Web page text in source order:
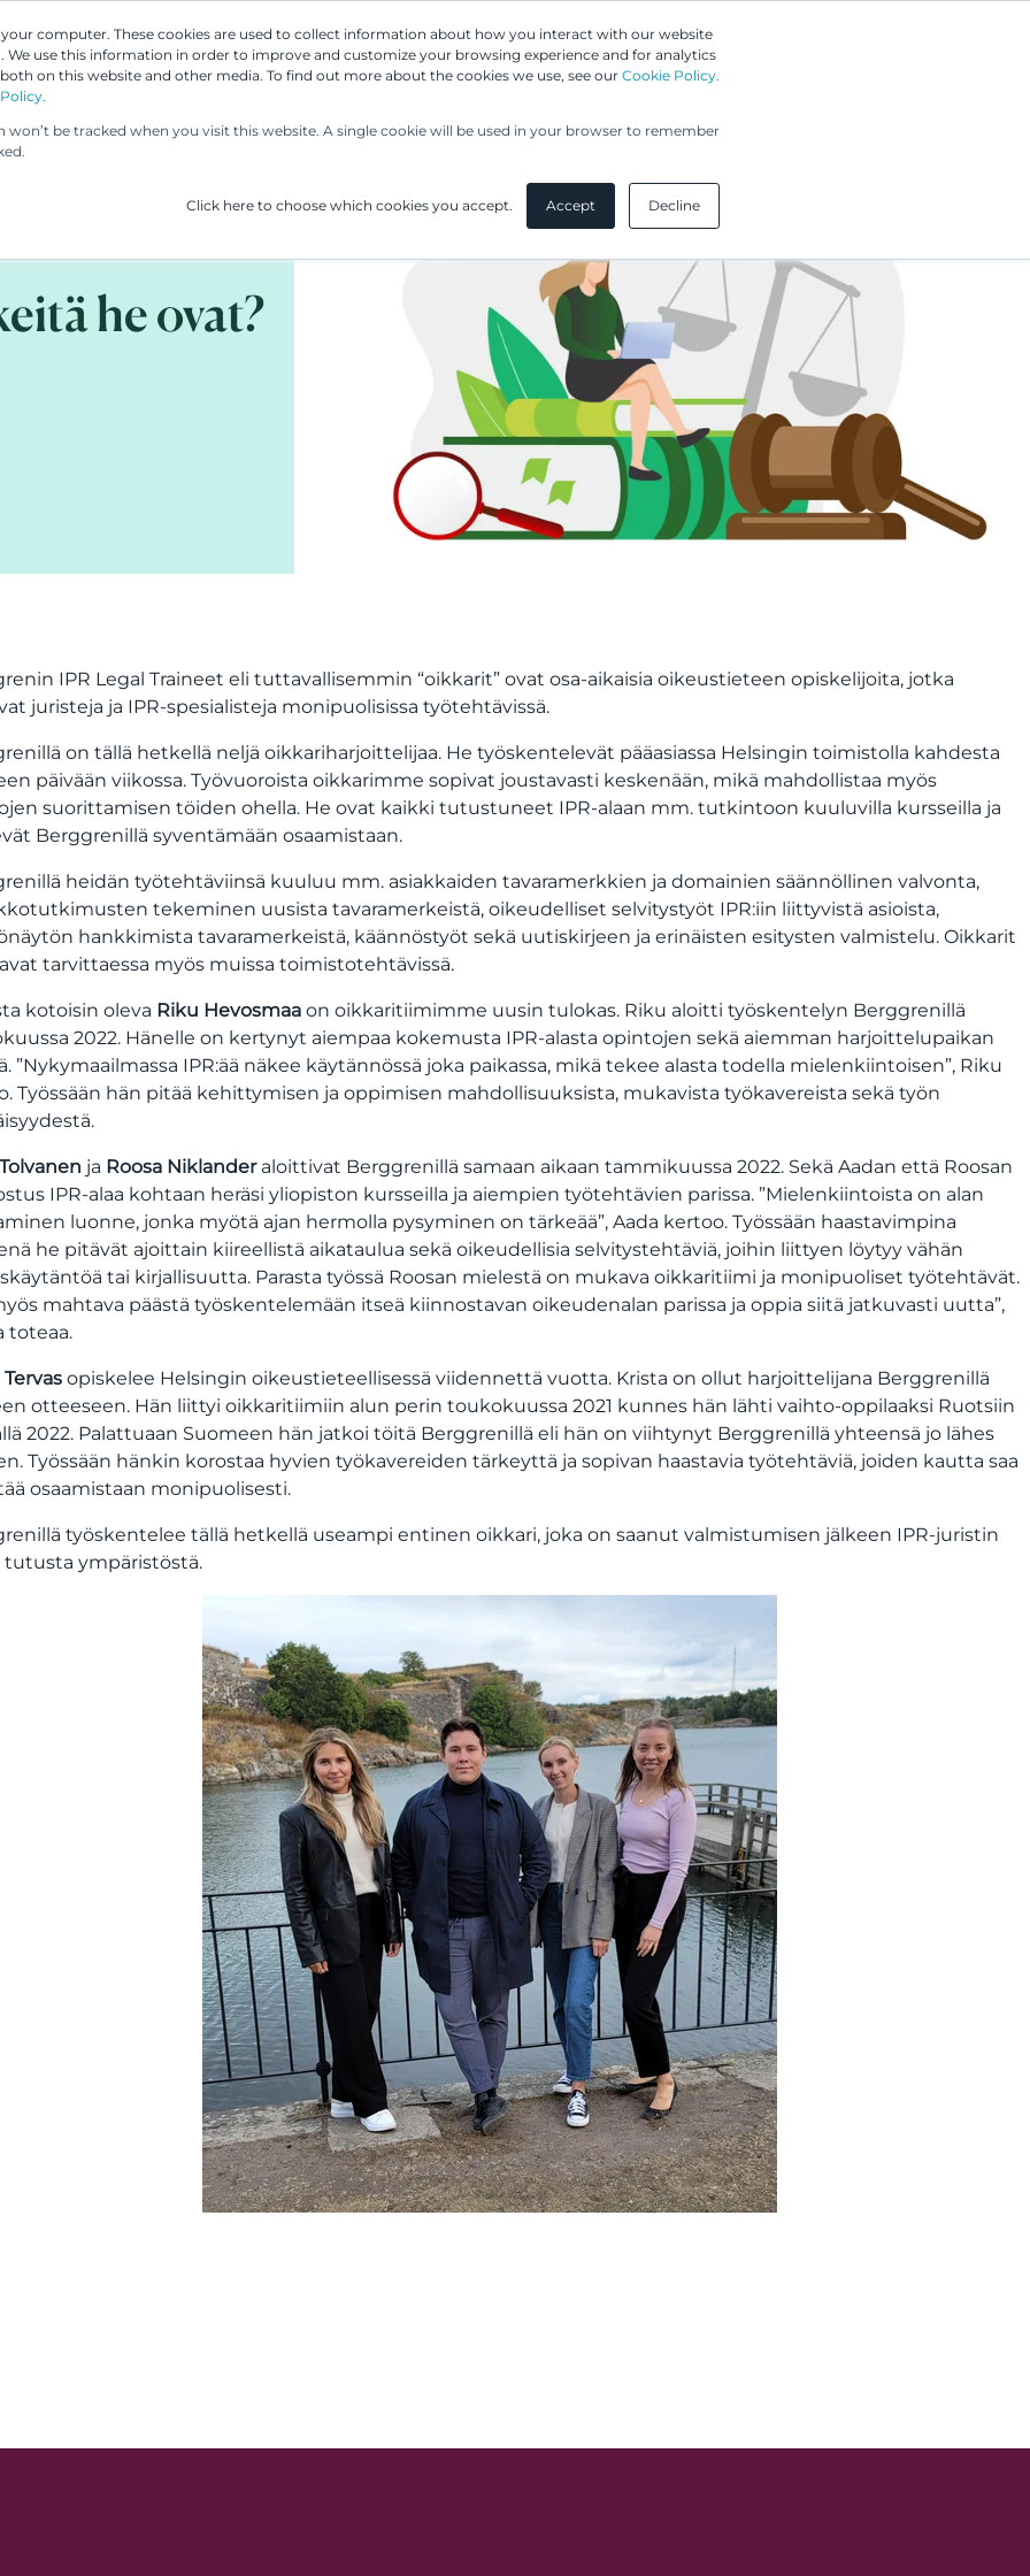
computer. These cookies are used to collect information about how you interact with our website
We use this information in order to improve and customize your browsing experience and for analytics
on this website and other media. To find out more about the cookies we use, see our Cookie Policy.
be tracked when you visit this website. A single cookie will be used in your browser to remember
Click here to choose which cookies you accept. Accept Decline
Asiantuntijamme Palvelumme UP & UPC Asiakkaamme
he ovat?
IPR Legal Traineet eli tuttavallisemmin “oikkarit” ovat osa-aikaisia oikeustieteen opiskelijoita, jotka
juristeja ja IPR-spesialisteja monipuolisissa työtehtävissä.
on tällä hetkellä neljä oikkariharjoittelijaa. He työskentelevät pääasiassa Helsingin toimistolla kahdesta
päivään viikossa. Työvuoroista oikkarimme sopivat joustavasti keskenään, mikä mahdollistaa myös
suorittamisen töiden ohella. He ovat kaikki tutustuneet IPR-alaan mm. tutkintoon kuuluvilla kursseilla ja
Berggrenillä syventämään osaamistaan.
heidän työtehtäviinsä kuuluu mm. asiakkaiden tavaramerkkien ja domainien säännöllinen valvonta,
tekeminen uusista tavaramerkeistä, oikeudelliset selvitystyöt IPR:iin liittyvistä asioista,
hankkimista tavaramerkeistä, käännöstyöt sekä uutiskirjeen ja erinäisten esitysten valmistelu. Oikkarit
tarvittaessa myös muissa toimistotehtävissä.
kotoisin oleva Riku Hevosmaa on oikkaritiimimme uusin tulokas. Riku aloitti työskentelyn Berggrenillä
2022. Hänelle on kertynyt aiempaa kokemusta IPR-alasta opintojen sekä aiemman harjoittelupaikan
”Nykymaailmassa IPR:ää näkee käytännössä joka paikassa, mikä tekee alasta todella mielenkiintoisen”, Riku
Työssään hän pitää kehittymisen ja oppimisen mahdollisuuksista, mukavista työkavereista sekä työn
ja Roosa Niklanderaloittivat Berggrenillä samaan aikaan tammikuussa 2022. Sekä Aadan että Roosan
IPR-alaa kohtaan heräsi yliopiston kursseilla ja aiempien työtehtävien parissa. ”Mielenkiintoista on alan
luonne, jonka myötä ajan hermolla pysyminen on tärkeää”, Aada kertoo. Työssään haastavimpina
he pitävät ajoittain kiireellistä aikataulua sekä oikeudellisia selvitystehtäviä, joihin liittyen löytyy vähän
tai kirjallisuutta. Parasta työssä Roosan mielestä on mukava oikkaritiimi ja monipuoliset työtehtävät.
mahtava päästä työskentelemään itseä kiinnostavan oikeudenalan parissa ja oppia siitä jatkuvasti uutta”,
toteaa.
opiskelee Helsingin oikeustieteellisessä viidennettä vuotta. Krista on ollut harjoittelijana Berggrenillä
otteeseen. Hän liittyi oikkaritiimiin alun perin toukokuussa 2021 kunnes hän lähti vaihto-oppilaaksi Ruotsiin
2022. Palattuaan Suomeen hän jatkoi töitä Berggrenillä eli hän on viihtynyt Berggrenillä yhteensä jo lähes
Työssään hänkin korostaa hyvien työkavereiden tärkeyttä ja sopivan haastavia työtehtäviä, joiden kautta saa
osaamistaan monipuolisesti.
työskentelee tällä hetkellä useampi entinen oikkari, joka on saanut valmistumisen jälkeen IPR-juristin
tutusta ympäristöstä.